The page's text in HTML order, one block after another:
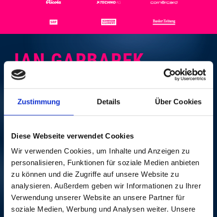
Zustimmung Details Über Cookies
Diese Webseite verwendet Cookies
Wir verwenden Cookies, um Inhalte und Anzeigen zu
personalisieren, Funktionen für soziale Medien anbieten
zu können und die Zugriffe auf unsere Website zu
analysieren. Außerdem geben wir Informationen zu Ihrer
Verwendung unserer Website an unsere Partner für
soziale Medien, Werbung und Analysen weiter. Unsere
JAN GARBAREK
GROUP
SUN, 12. NOV 2000, 8
PM | JAN GARBAREK
Festsaal Messe Basel
Truly a worthy final evening for the 2000 festival
edition: Jan Garbarek and his quartet have developed
an unmistakeable sound. Over the bouncy grooves of
percussionist Marilyn Mazur, the humming base line
of Eberhard Weber and the cunningly orchestrated